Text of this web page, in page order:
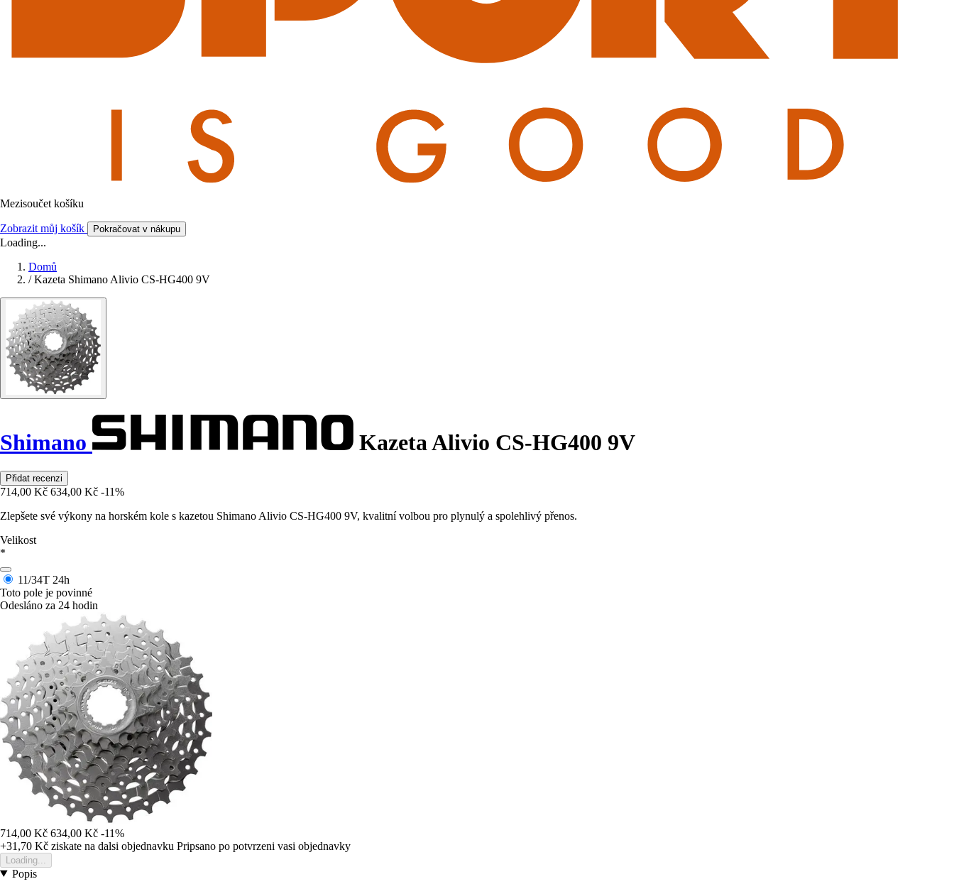
Mezisoučet košíku
Zobrazit můj košík Pokračovat v nákupu
Loading...
Domů
/ Kazeta Shimano Alivio CS-HG400 9V
Shimano Kazeta Alivio CS-HG400 9V
Přidat recenzi
714,00 Kč 634,00 Kč -11%
Zlepšete své výkony na horském kole s kazetou Shimano Alivio CS-HG400 9V, kvalitní volbou pro plynulý a spolehlivý přenos.
Velikost
*
11/34T 24h
Toto pole je povinné
Odesláno za 24 hodin
714,00 Kč 634,00 Kč -11%
+31,70 Kč ziskate na dalsi objednavku Pripsano po potvrzeni vasi objednavky
Loading...
Popis